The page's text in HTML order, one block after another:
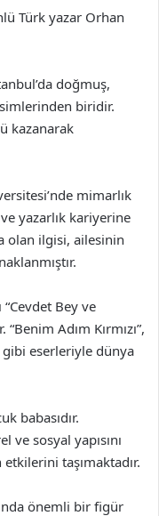
Türk yazar Orhan
doğmuş,
biridir.
kazanarak
mimarlık
yazarlık kariyerine
olan ilgisi, ailesinin
Bey ve
Adım Kırmızı”,
gibi eserleriyle dünya
babasıdır.
ve sosyal yapısını
taşımaktadır.
önemli bir figür